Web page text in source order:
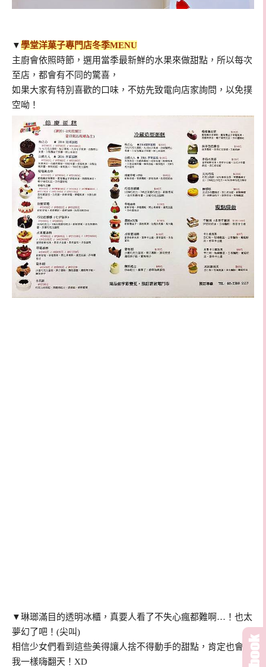
▼學堂洋菓子專門店冬季MENU
主廚會依照時節，選用當季最新鮮的水果來做甜點，所以每次
至店，都會有不同的驚喜，
如果大家有特別喜歡的口味，不妨先致電向店家詢問，以免撲
空呦！
▼琳瑯滿目的透明冰櫃，真要人看了不失心瘋都難啊…！也太
夢幻了吧！(尖叫)
相信少女們看到這些美得讓人捨不得動手的甜點，肯定也會跟
我一樣嗨翻天！XD